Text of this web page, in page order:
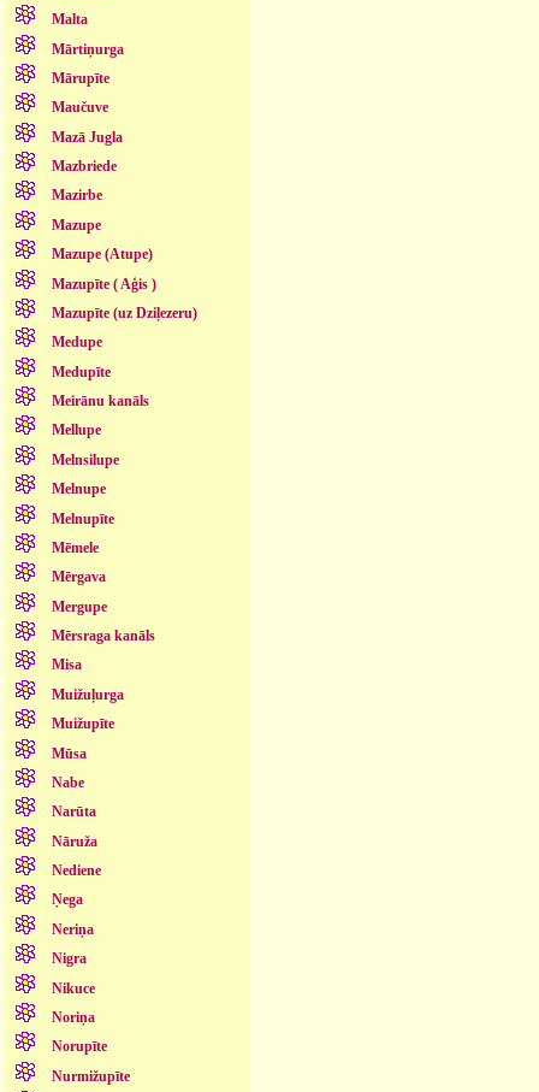
Malta
Mārtiņurga
Mārupīte
Maučuve
Mazā Jugla
Mazbriede
Mazirbe
Mazupe
Mazupe (Atupe)
Mazupīte ( Aģis )
Mazupīte (uz Dziļezeru)
Medupe
Medupīte
Meirānu kanāls
Mellupe
Melnsilupe
Melnupe
Melnupīte
Mēmele
Mērgava
Mergupe
Mērsraga kanāls
Misa
Muižuļurga
Muižupīte
Mūsa
Nabe
Narūta
Nāruža
Nediene
Ņega
Neriņa
Nigra
Nikuce
Noriņa
Norupīte
Nurmižupīte